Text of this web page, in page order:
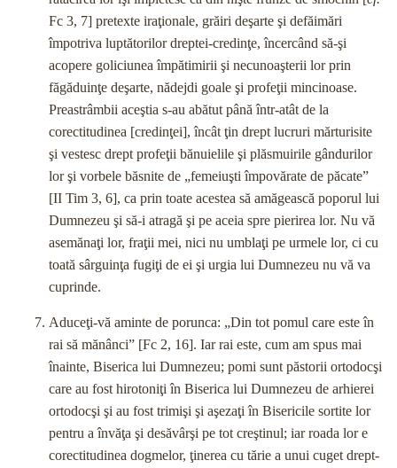
Fc 3, 7] pre­texte iraţionale, grăiri deşarte şi defăimări
împotriva luptăto­rilor dreptei-credinţe, încercând să-şi
acopere goliciunea împătimirii şi necunoaşterii lor prin
făgăduinţe deşarte, nădejdi goale şi profeţii mincinoase.
Preastrâmbii aceştia s-au abătut până într-atât de la
corectitudinea [credinţei], încât ţin drept lucruri mărturisite
şi vestesc drept profeţii bănuielile şi plăs­muirile gândurilor
lor şi vorbele băsnite de „femeiuşti împo­vărate de păcate”
[II Tim 3, 6], ca prin toate acestea să amă­gească poporul lui
Dumnezeu şi să-i atragă şi pe aceia spre pierirea lor. Nu vă
asemănaţi lor, fraţii mei, nici nu umblaţi pe urmele lor, ci cu
toată sârguinţa fugiţi de ei şi urgia lui Dumnezeu nu vă va
cuprinde.
Aduceţi-vă aminte de porunca: „Din tot pomul care este în
rai să mănânci” [Fc 2, 16]. Iar rai este, cum am spus mai
înainte, Biserica lui Dumnezeu; pomi sunt păstorii ortodocşi
care au fost hirotoniţi în Biserica lui Dumnezeu de arhierei
ortodocşi şi au fost trimişi şi aşezaţi în Bisericile sortite lor
pentru a învăţa şi desăvârşi pe tot creştinul; iar roada lor e
corectitudinea dogmelor, ţinerea cu tărie a unui cuget drept-